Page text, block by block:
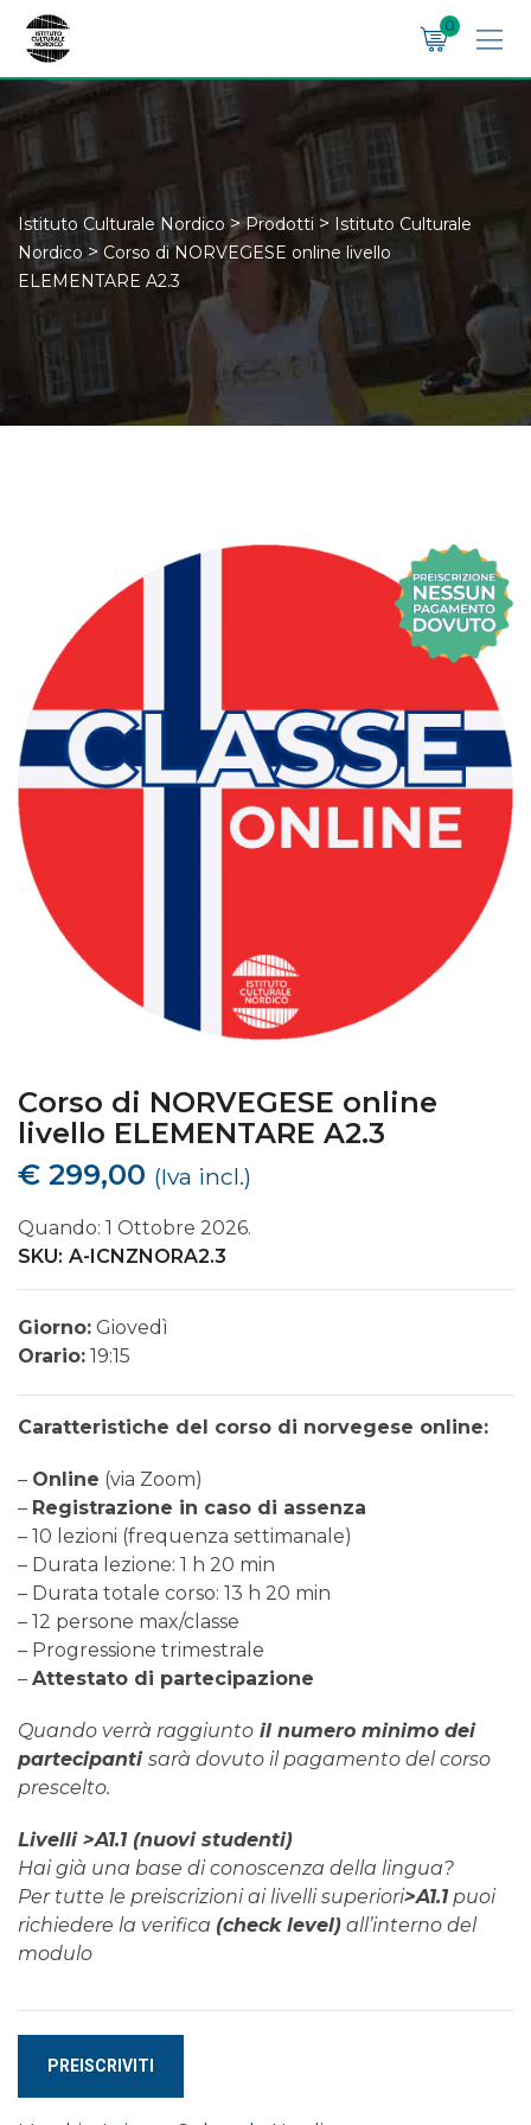
Skip
content
0
Istituto Culturale Nordico >Prodotti > Istituto Culturale
Nordico> Corso di NORVEGESE online livello
ELEMENTARE A2.3
Corso di NORVEGESE online
livello ELEMENTARE A2.3
€ 299,00 (Iva incl.)
Quando: 1 Ottobre 2026.
SKU: A-ICNZNORA2.3
Giorno: Giovedì
Orario: 19:15
Caratteristiche del corso di norvegese online:
– Online (via Zoom)
– Registrazione in caso di assenza
– 10 lezioni (frequenza settimanale)
– Durata lezione: 1 h 20 min
– Durata totale corso: 13 h 20 min
– 12 persone max/classe
– Progressione trimestrale
– Attestato di partecipazione
Quando verrà raggiunto il numero minimo dei
partecipanti sarà dovuto il pagamento del corso
prescelto.
Livelli >A1.1 (nuovi studenti)
Hai già una base di conoscenza della lingua?
Per tutte le preiscrizioni ai livelli superiori>A1.1puoi
richiedere la verifica (check level) all’interno del
modulo
NORVEGESE
PREISCRIVITI